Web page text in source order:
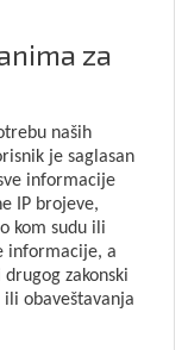
za
naših
je saglasan
informacije
IP brojeve,
kom sudu ili
informacije, a
zakonski
obaveštavanja